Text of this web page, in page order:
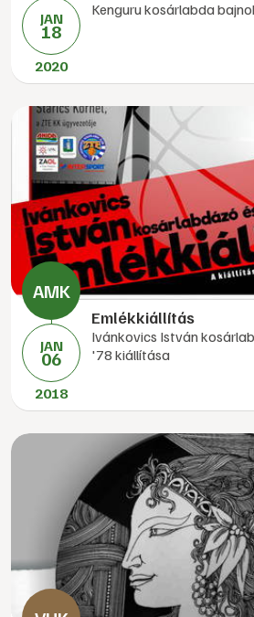
JAN
18
2020
Kenguru kosárlabda
JAN
06
2018
Emlékkiállítás
Ivánkovics István
'78 kiállítása